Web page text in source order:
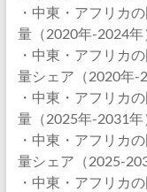
・中東・アフリカ
量（2020年-2024年
・中東・アフリカ
量シェア（2020年-
・中東・アフリカ
量（2025年-2031年
・中東・アフリカ
量シェア（2025-
・中東・アフリカ